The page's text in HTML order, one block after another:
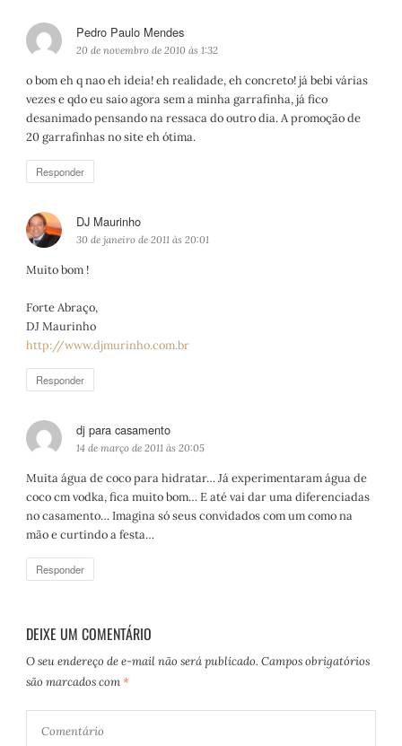
Pedro Paulo Mendes
i
s
e
:
20 de novembro de 2010 às 1:32
o bom eh q nao eh ideia! eh realidade, eh concreto! já bebi várias
vezes e qdo eu saio agora sem a minha garrafinha, já fico
desanimado pensando na ressaca do outro dia. A promoção de
20 garrafinhas no site eh ótima.
Responder
DJ Maurinho
i
30 de janeiro de 2011 às 20:01
Muito bom !
Forte Abraço,
DJ Maurinho
http://www.djmurinho.com.br
Responder
dj para casamento
i
s
e
:
14 de março de 2011 às 20:05
Muita água de coco para hidratar… Já experimentaram água de
coco cm vodka, fica muito bom… E até vai dar uma diferenciadas
no casamento… Imagina só seus convidados com um como na
mão e curtindo a festa…
Responder
DEIXE UM COMENTÁRIO
O seu endereço de e-mail não será publicado. Campos obrigatórios
são marcados com *